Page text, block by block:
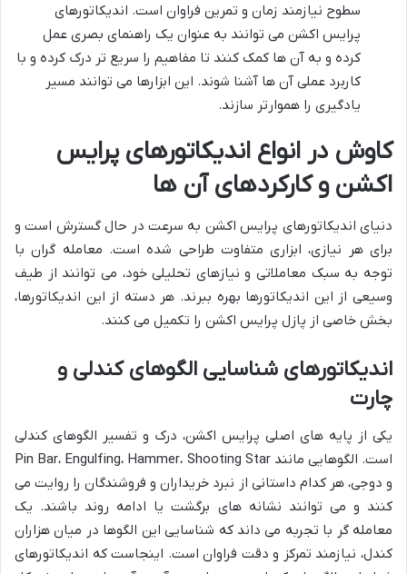
سطوح نیازمند زمان و تمرین فراوان است. اندیکاتورهای
پرایس اکشن می توانند به عنوان یک راهنمای بصری عمل
کرده و به آن ها کمک کنند تا مفاهیم را سریع تر درک کرده و با
کاربرد عملی آن ها آشنا شوند. این ابزارها می توانند مسیر
یادگیری را هموارتر سازند.
کاوش در انواع اندیکاتورهای پرایس
اکشن و کارکردهای آن ها
دنیای اندیکاتورهای پرایس اکشن به سرعت در حال گسترش است و
برای هر نیازی، ابزاری متفاوت طراحی شده است. معامله گران با
توجه به سبک معاملاتی و نیازهای تحلیلی خود، می توانند از طیف
وسیعی از این اندیکاتورها بهره ببرند. هر دسته از این اندیکاتورها،
بخش خاصی از پازل پرایس اکشن را تکمیل می کنند.
اندیکاتورهای شناسایی الگوهای کندلی و
چارت
یکی از پایه های اصلی پرایس اکشن، درک و تفسیر الگوهای کندلی
است. الگوهایی مانند Pin Bar، Engulfing، Hammer، Shooting Star
و دوجی، هر کدام داستانی از نبرد خریداران و فروشندگان را روایت می
کنند و می توانند نشانه های برگشت یا ادامه روند باشند. یک
معامله گر با تجربه می داند که شناسایی این الگوها در میان هزاران
کندل، نیازمند تمرکز و دقت فراوان است. اینجاست که اندیکاتورهای